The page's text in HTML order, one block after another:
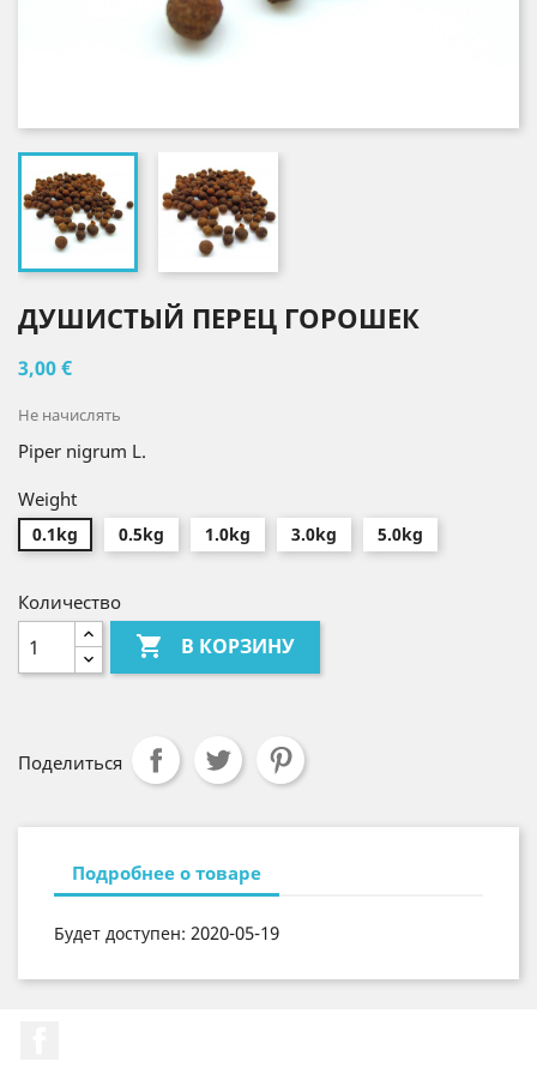
ДУШИСТЫЙ ПЕРЕЦ ГОРОШЕК
3,00 €
Не начислять
Piper nigrum L.
Weight
0.1kg 0.5kg 1.0kg 3.0kg 5.0kg
Количество
 В КОРЗИНУ
Поделиться
Подробнее о товаре
Будет доступен: 2020-05-19